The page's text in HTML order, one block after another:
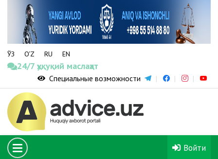
ЎЗ O‘Z RU EN
24/7 ҳуқуқий маслаҳат
Специальные возможности
Войти